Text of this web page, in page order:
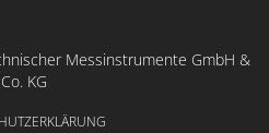
Messinstrumente GmbH &
Co. KG